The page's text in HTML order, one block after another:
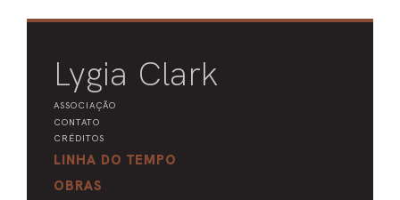
Lygia Clark
ASSOCIAÇÃO
CONTATO
CRÉDITOS
LINHA DO TEMPO
OBRAS